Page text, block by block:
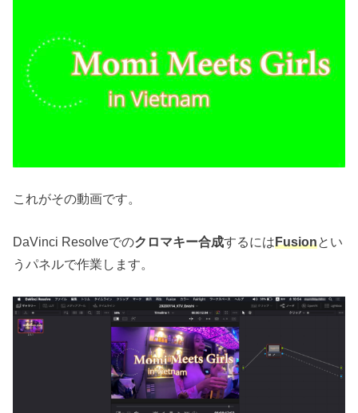
これがその動画です。
DaVinci Resolveでのクロマキー合成するにはFusionとい
うパネルで作業します。